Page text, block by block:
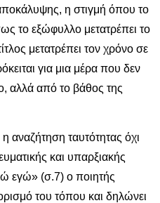
η στιγμή όπου το
το εξώφυλλο μετατρέπει το
μετατρέπει τον χρόνο σε
για μια μέρα που δεν
αλλά από το βάθος της
αναζήτηση ταυτότητας όχι
και υπαρξιακής
εγώ» (σ.7) ο ποιητής
του τόπου και δηλώνει